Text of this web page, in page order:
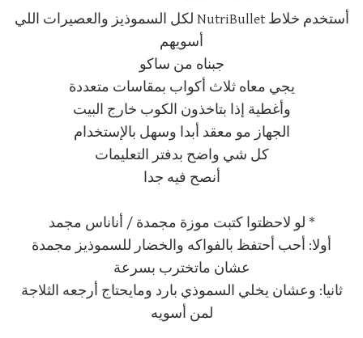
أستخدم خلاط NutriBullet لكل السموذيز والعصيرات اللي
أسويهم
جبناه من ساكو
يجي معاه ثلاث أكواب بمقاسات متعددة
وأغطية إذا بتاخذون الكوب خارج البيت
الجهاز مو معقد أبدا وسهل بالإستخدام
كل شي واضح بدفتر التعليمات
أنصح فيه جدا
* لو لاحظتوا كتبت موزة مجمدة / أناناس مجمد
أولا: أحب أحتفظ بالفواكه والخضار للسموذيز مجمدة
عشان ماتخترب بسرعة
ثانيا: وعشان يخلي السموذي بارد ومايحتاج أرجعه الثلاجة
لمن أسويه